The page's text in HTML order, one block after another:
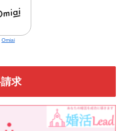
Omiai
求